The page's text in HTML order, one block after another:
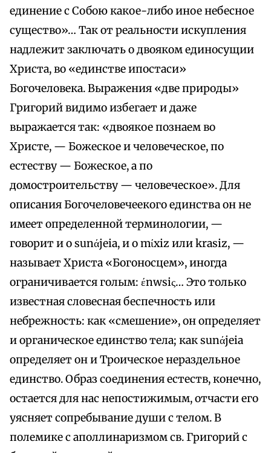
единение с Собою какое-либо иное небесное
существо»… Так от реальности искупления
надлежит заключать о двояком единосущии
Христа, во «единстве ипостаси»
Богочеловека. Выражения «две природы»
Григорий видимо избегает и даже
выражается так: «двоякое познаем во
Христе, — Божеское и человеческое, по
естеству — Божеское, а по
домостроительству — человеческое». Для
описания Богочеловечеекого единства он не
имеет определенной терминологии, —
говорит и о sunάjeia, и о mίxiz или krasiz, —
называет Христа «Богоносцем», иногда
ограничивается голым: έnwsiς… Это только
известная словесная беспечность или
небрежность: как «смешение», он определяет
и органическое единство тела; как sunάjeia
определяет он и Троическое нераздельное
единство. Образ соединения естеств, конечно,
остается для нас непостижимым, отчасти его
уясняет сопребывание души с телом. В
полемике с аполлинаризмом св. Григорий с